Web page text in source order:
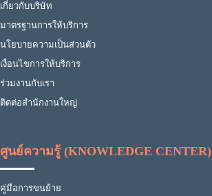
เกี่ยวกับบริษัท
มาตรฐานการให้บริการ
นโยบายความเป็นส่วนตัว
เงื่อนไขการให้บริการ
ร่วมงานกับเรา
ติดต่อสำนักงานใหญ่
ศูนย์ความรู้ (KNOWLEDGE CENTER)
คู่มือการขนย้าย